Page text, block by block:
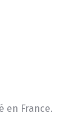
en France.